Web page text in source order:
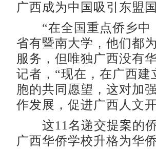
广西成为中国吸引东盟
“在全国重点侨乡中
省有暨南大学，他们都
服务，但唯独广西没有
记者，“现在，在广西
胞的共同愿望，这对加
作发展，促进广西人文
这11名递交提案的侨
广西华侨学校升格为华